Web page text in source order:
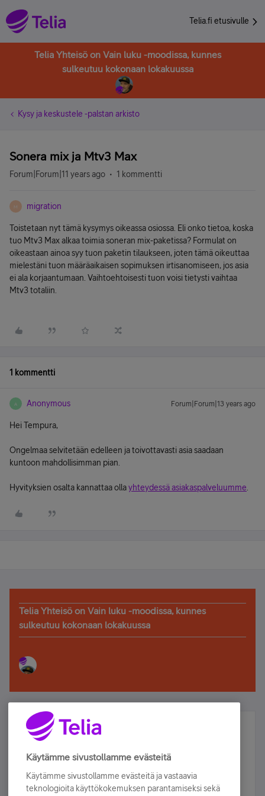
Telia.fi etusivulle
Telia Yhteisö on Vain luku -moodissa, kunnes
sulkeutuu kokonaan lokakuussa
Kysy ja keskustele -palstan arkisto
Sonera mix ja Mtv3 Max
Forum|Forum|11 years ago 1 kommentti
M migration
Toistetaan nyt tämä kysymys oikeassa osiossa. Eli onko tietoa, koska
tuo Mtv3 Max alkaa toimia soneran mix-paketissa? Formulat on
oikeastaan ainoa syy tuon paketin tilaukseen, joten tämä oikeuttaa
mielestäni tuon määräaikaisen sopimuksen irtisanomiseen, jos asia
ei ala korjaantumaan. Vaihtoehtoisesti tuon voisi tietysti vaihtaa
Mtv3 totaliin.
1 kommentti
A Anonymous Forum|Forum|13 years ago
Hei Tempura,
Ongelmaa selvitetään edelleen ja toivottavasti asia saadaan
kuntoon mahdollisimman pian.
Hyvityksien osalta kannattaa ollayhteydessä asiakaspalveluumme
Telia Yhteisö on Vain luku -moodissa, kunnes
sulkeutuu kokonaan lokakuussa
Älä jää paitsi – osallistu ja voita!
Tilaa Telian uutiskirje ja olet mukana arvonnassa.
sähköpostiisi.
Käytämme sivustollamme evästeitä
Käytämme sivustollamme evästeitä ja vastaavia
teknologioita käyttökokemuksen parantamiseksi sekä